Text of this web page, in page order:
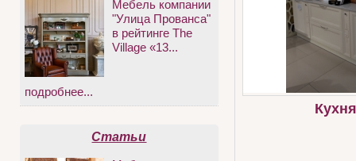
Мебель компании
"Улица Прованса"
в рейтинге The
Village «13...
подробнее...
Статьи